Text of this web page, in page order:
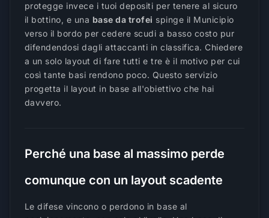
protegge invece i tuoi depositi per tenere al sicuro
il bottino, e una base da trofei spinge il Municipio
verso il bordo per cedere scudi a basso costo pur
difendendosi dagli attaccanti in classifica. Chiedere
a un solo layout di fare tutti e tre è il motivo per cui
così tante basi rendono poco. Questo servizio
progetta il layout in base all'obiettivo che hai
davvero.
Perché una base al massimo perde
comunque con un layout scadente
Le difese vincono o perdono in base al